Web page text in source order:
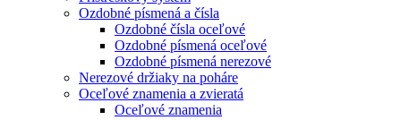
Ozdobné písmená a čísla
Ozdobné čísla oceľové
Ozdobné písmená oceľové
Ozdobné písmená nerezové
Nerezové držiaky na poháre
Oceľové znamenia a zvieratá
Oceľové znamenia